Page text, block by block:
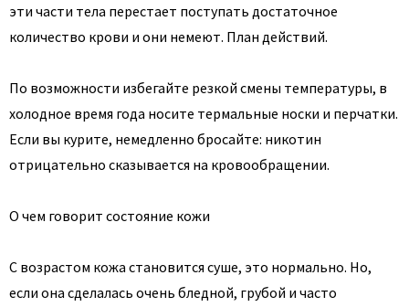
эти части тела перестает поступать достаточное
количество крови и они немеют. План действий.
По возможности избегайте резкой смены температуры, в
холодное время года носите термальные носки и перчатки.
Если вы курите, немедленно бросайте: никотин
отрицательно сказывается на кровообращении.
О чем говорит состояние кожи
С возрастом кожа становится суше, это нормально. Но,
если она сделалась очень бледной, грубой и часто